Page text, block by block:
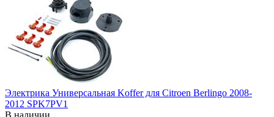
Электрика Универсальная Koffer для Citroen Berlingo 2008-
2012 SPK7PV1